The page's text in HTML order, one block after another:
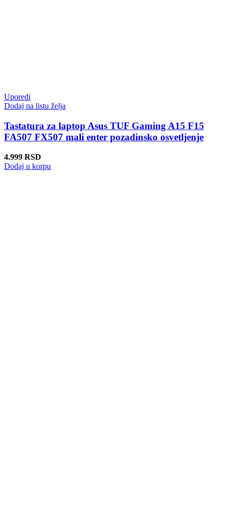
Uporedi
Dodaj na listu želja
Tastatura za laptop Asus TUF Gaming A15 F15
FA507 FX507 mali enter pozadinsko osvetljenje
4.999 RSD
Dodaj u korpu